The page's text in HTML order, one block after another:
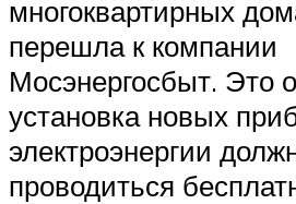
многоквартирных
перешла к компании
Мосэнергосбыт. Это
установка новых
электроэнергии
проводиться